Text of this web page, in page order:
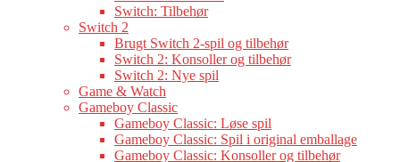
Switch: Tilbehør
Switch 2
Brugt Switch 2-spil og tilbehør
Switch 2: Konsoller og tilbehør
Switch 2: Nye spil
Game & Watch
Gameboy Classic
Gameboy Classic: Løse spil
Gameboy Classic: Spil i original emballage
Gameboy Classic: Konsoller og tilbehør